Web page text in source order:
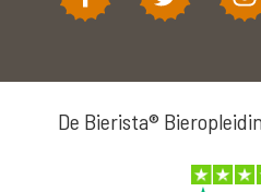
De Bierista®